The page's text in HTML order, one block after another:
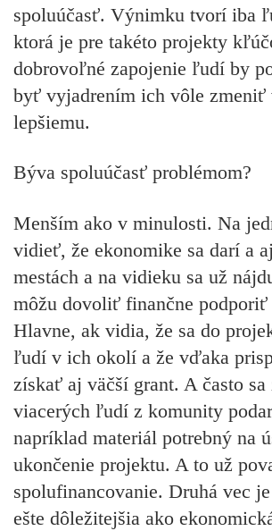
spoluúčasť. Výnimku tvorí iba
ktorá je pre takéto projekty
dobrovoľné zapojenie ľudí by
byť vyjadrením ich vôle zmeniť
lepšiemu.
Býva spoluúčasť problémom?
Menším ako v minulosti. Na
vidieť, že ekonomike sa darí a
mestách a na vidieku sa už
môžu dovoliť finančne podporiť
Hlavne, ak vidia, že sa do
ľudí v ich okolí a že vďaka
získať aj väčší grant. A často sa
viacerých ľudí z komunity
napríklad materiál potrebný na
ukončenie projektu. A to už
spolufinancovanie. Druhá vec
ešte dôležitejšia ako